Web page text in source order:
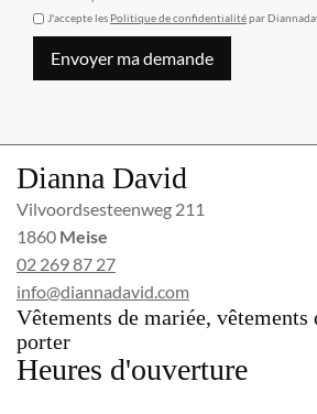
J'accepte les Politique de confidentialitépar
Envoyer ma demande
Dianna David
Vilvoordsesteenweg 211
1860 Meise
02 269 87 27
info@diannadavid.com
Vêtements de mariée, vêtements
porter
Heures d'ouverture